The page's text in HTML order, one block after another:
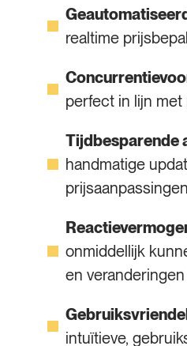
realtime
perfect in lijn
Tijdbesparende
handmatige
onmiddellijk
en
intuïtieve,